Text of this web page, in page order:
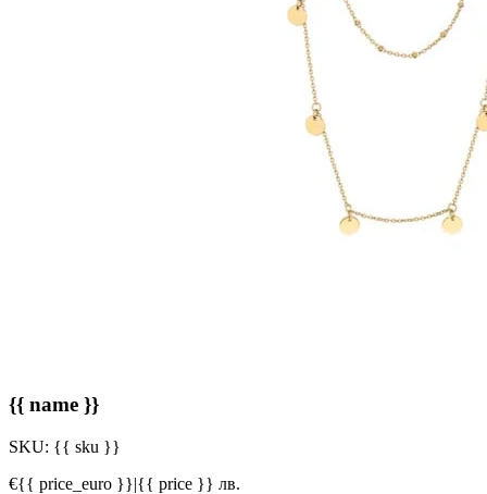
{{ name }}
SKU: {{ sku }}
€{{ price_euro }}|{{ price }} лв.